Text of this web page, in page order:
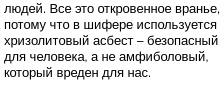
людей. Все это откровенное вранье,
потому что в шифере используется
хризолитовый асбест – безопасный
для человека, а не амфиболовый,
который вреден для нас.